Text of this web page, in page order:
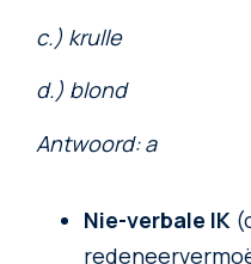
c.) krulle
d.) blond
Antwoord: a
Nie-verbale IK